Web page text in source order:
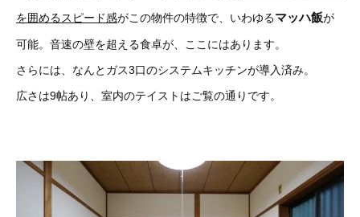
を囲めるスピード感がこの物件の特徴で、いわゆるマッハ飯が
可能。音速の壁を超える食卓が、ここにはあります。
さらには、なんとガス3口のシステムキッチンが導入済み。
広さは9帖あり、室内のテイストはご覧の通りです。